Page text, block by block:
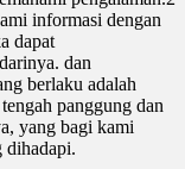
informasi dengan
dapat
dan
berlaku adalah
panggung dan
yang bagi kami
dihadapi.